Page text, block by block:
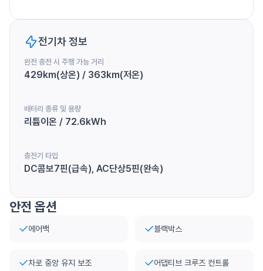
전기차 정보
완전 충전 시 주행 가능 거리
429km(상온) / 363km(저온)
배터리 종류 및 용량
리튬이온 / 72.6kWh
충전기 타입
DC콤보7핀(급속), AC단상5핀(완속)
안전 옵션
에어백 블랙박스
차로 중앙 유지 보조 어댑티브 크루즈 컨트롤